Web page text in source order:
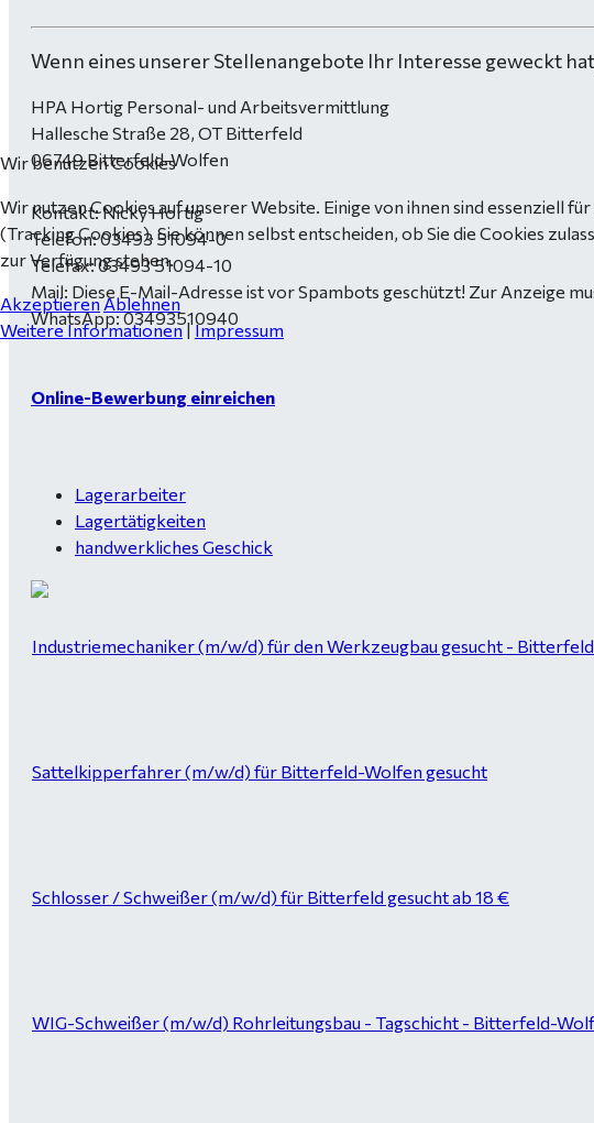
Wenn eines unserer Stellenangebote Ihr Interesse geweckt
HPA Hortig Personal- und Arbeitsvermittlung
Hallesche Straße 28, OT Bitterfeld
06749 Bitterfeld-Wolfen
Kontakt: Nicky Hortig
Telefon: 03493 51094-0
Telefax: 03493 51094-10
Mail: Diese E-Mail-Adresse ist vor Spambots geschützt! Zur Anzeige
WhatsApp: 03493510940
Online-Bewerbung einreichen
Lagerarbeiter
Lagertätigkeiten
handwerkliches Geschick
Industriemechaniker (m/w/d) für den Werkzeugbau gesucht -
Sattelkipperfahrer (m/w/d) für Bitterfeld-Wolfen gesucht
Schlosser / Schweißer (m/w/d) für Bitterfeld gesucht ab 18 €
WIG-Schweißer (m/w/d) Rohrleitungsbau - Tagschicht - Bitterfeld-
Wir benutzen Cookies
Wir nutzen Cookies auf unserer Website. Einige von ihnen sind essenziell
(Tracking Cookies). Sie können selbst entscheiden, ob Sie die Cookies
zur Verfügung stehen.
AkzeptierenAblehnen
Weitere Informationen|Impressum